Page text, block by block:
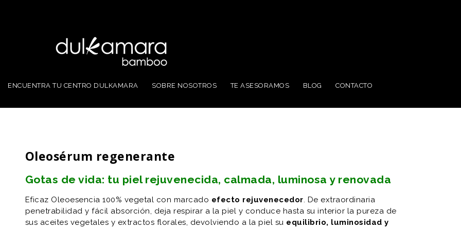
ENCUENTRA TU CENTRO DULKAMARA SOBRE NOSOTROS TE ASESORAMOS BLOG CONTACTO
Oleosérum regenerante
Gotas de vida: tu piel rejuvenecida, calmada, luminosa y renovada
Eficaz Oleoesencia 100% vegetal con marcado efecto rejuvenecedor. De extraordinaria
penetrabilidad y fácil absorción, deja respirar a la piel y conduce hasta su interior la pureza de
sus aceites vegetales y extractos florales, devolviendo a la piel su equilibrio, luminosidad y